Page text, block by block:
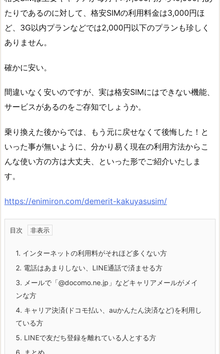
たりであるのに対して、格安SIMの利用料金は3,000円ほ
ど、3G以内プランなどでは2,000円以下のプランも珍しく
ありません。
確かに安い。
間違いなく安いのですが、実は格安SIMにはできない機能、
サービスがあるのをご存知でしょうか。
乗り換えた後からでは、もう元に戻せなくて後悔した！と
いった事が無いように、分かり易く現在の利用方法からこ
んな使い方の方は大丈夫、といった形でご紹介いたしま
す。
https://enimiron.com/demerit-kakuyasusim/
目次
1. インターネットの利用料がそれほど多くない方
2. 電話はあまりしない、LINE通話で済ませる方
3. メールで「@docomo.ne.jp」などキャリアメールがメイ
ンな方
4. キャリア決済(ドコモ払い、auかんたん決済など)を利用し
ている方
5. LINEで友だち登録を離れている人とする方
6. まとめ